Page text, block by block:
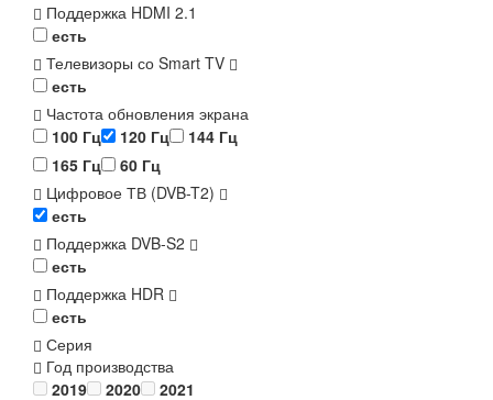
Поддержка HDMI 2.1
есть
Телевизоры со Smart TV
есть
Частота обновления экрана
100 Гц
120 Гц
144 Гц
165 Гц
60 Гц
Цифровое ТВ (DVB-T2)
есть
Поддержка DVB-S2
есть
Поддержка HDR
есть
Серия
Год производства
2019
2020
2021